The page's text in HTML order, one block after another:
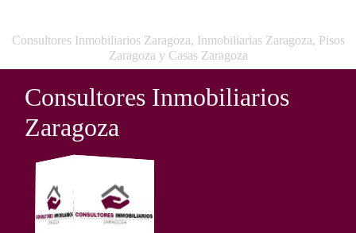
Consultores Inmobiliarios Zaragoza, Inmobiliarias Zaragoza, Pisos
Zaragoza y Casas Zaragoza
Consultores Inmobiliarios
Zaragoza